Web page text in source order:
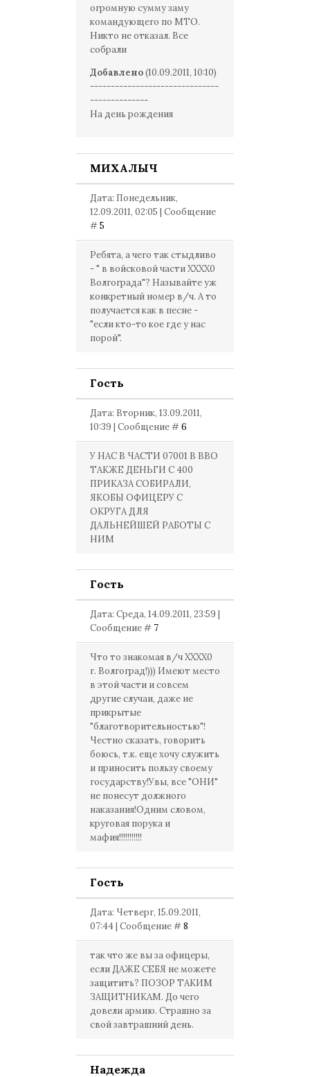
огромную сумму заму
командующего по МТО.
Никто не отказал. Все
собрали
Добавлено(10.09.2011, 10:10)
-------------------------------
--------------
На день рождения
МИХАЛЫЧ
Дата: Понедельник,
12.09.2011, 02:05 | Сообщение
#5
Ребята, а чего так стыдливо
- " в войсковой части ХХХХ0
Волгограда"? Называйте уж
конкретный номер в/ч. А то
получается как в песне -
"если кто-то кое где у нас
порой".
Гость
Дата: Вторник, 13.09.2011,
10:39 | Сообщение #6
У НАС В ЧАСТИ 07001 В ВВО
ТАКЖЕ ДЕНЬГИ С 400
ПРИКАЗА СОБИРАЛИ,
ЯКОБЫ ОФИЦЕРУ С
ОКРУГА ДЛЯ
ДАЛЬНЕЙШЕЙ РАБОТЫ С
НИМ
Гость
Дата: Среда, 14.09.2011, 23:59 |
Сообщение # 7
Что то знакомая в/ч ХХХХ0
г. Волгоград!))) Имеют место
в этой части и совсем
другие случаи, даже не
прикрытые
"благотворительностью"!
Честно сказать, говорить
боюсь, т.к. еще хочу служить
и приносить пользу своему
государству!Увы, все "ОНИ"
не понесут должного
наказания!Одним словом,
круговая порука и
мафия!!!!!!!!!!!
Гость
Дата: Четверг, 15.09.2011,
07:44 | Сообщение #8
так что же вы за офицеры,
если ДАЖЕ СЕБЯ не можете
защитить? ПОЗОР ТАКИМ
ЗАЩИТНИКАМ. До чего
довели армию. Страшно за
свой завтрашний день.
Надежда